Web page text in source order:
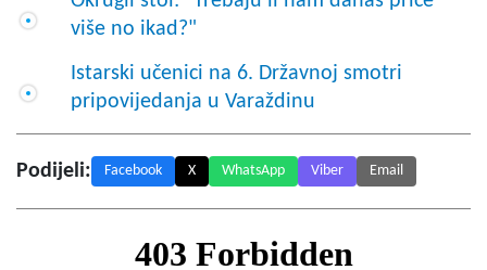
više no ikad?"
Istarski učenici na 6. Državnoj smotri
pripovijedanja u Varaždinu
Podijeli: Facebook X WhatsApp Viber Email